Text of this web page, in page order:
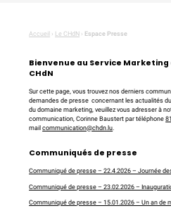
Accueil › Le CHdN › Espace Presse
Bienvenue au Service
CHdN
Sur cette page, vous trouvez nos derniers
demandes de presse concernant les actualités
du domaine marketing, veuillez vous adresser à
communication, Corinne Baustert par téléphone
mailcommunication@chdn.lu.
Communiqués de presse
Communiqué de presse – 22.4.2026 – Journée
Communiqué de presse – 23.02.2026 –
Communiqué de presse – 15.01.2026 – Un an de